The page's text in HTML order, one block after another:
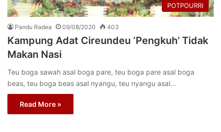
POTPOURRI
Pandu Radea 09/08/2020 403
Kampung Adat Cireundeu ‘Pengkuh’ Tidak
Makan Nasi
Teu boga sawah asal boga pare, teu boga pare asal boga
beas, teu boga beas asal nyangu, teu nyangu asal…
Read More »